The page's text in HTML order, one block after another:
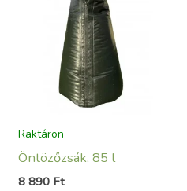
Raktáron
Öntözőzsák, 85 l
8 890 Ft